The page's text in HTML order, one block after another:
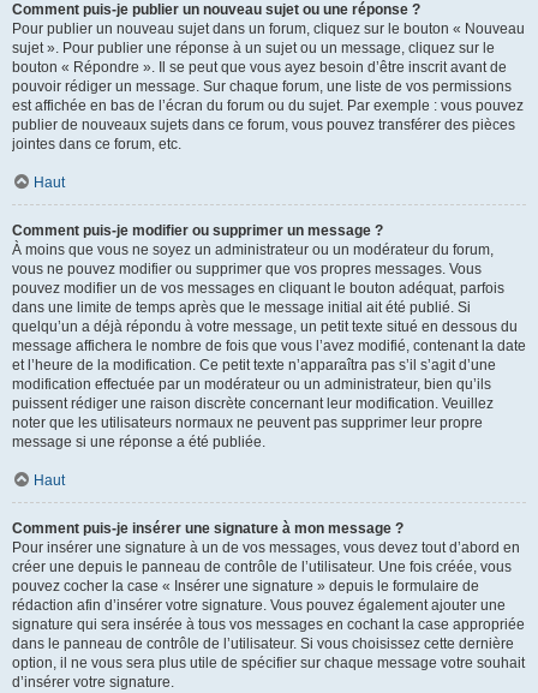
Comment puis-je publier un nouveau sujet ou une réponse ?
Pour publier un nouveau sujet dans un forum, cliquez sur le bouton « Nouveau
sujet ». Pour publier une réponse à un sujet ou un message, cliquez sur le
bouton « Répondre ». Il se peut que vous ayez besoin d’être inscrit avant de
pouvoir rédiger un message. Sur chaque forum, une liste de vos permissions
est affichée en bas de l’écran du forum ou du sujet. Par exemple : vous pouvez
publier de nouveaux sujets dans ce forum, vous pouvez transférer des pièces
jointes dans ce forum, etc.
Haut
Comment puis-je modifier ou supprimer un message ?
À moins que vous ne soyez un administrateur ou un modérateur du forum,
vous ne pouvez modifier ou supprimer que vos propres messages. Vous
pouvez modifier un de vos messages en cliquant le bouton adéquat, parfois
dans une limite de temps après que le message initial ait été publié. Si
quelqu’un a déjà répondu à votre message, un petit texte situé en dessous du
message affichera le nombre de fois que vous l’avez modifié, contenant la date
et l’heure de la modification. Ce petit texte n’apparaîtra pas s’il s’agit d’une
modification effectuée par un modérateur ou un administrateur, bien qu’ils
puissent rédiger une raison discrète concernant leur modification. Veuillez
noter que les utilisateurs normaux ne peuvent pas supprimer leur propre
message si une réponse a été publiée.
Haut
Comment puis-je insérer une signature à mon message ?
Pour insérer une signature à un de vos messages, vous devez tout d’abord en
créer une depuis le panneau de contrôle de l’utilisateur. Une fois créée, vous
pouvez cocher la case « Insérer une signature » depuis le formulaire de
rédaction afin d’insérer votre signature. Vous pouvez également ajouter une
signature qui sera insérée à tous vos messages en cochant la case appropriée
dans le panneau de contrôle de l’utilisateur. Si vous choisissez cette dernière
option, il ne vous sera plus utile de spécifier sur chaque message votre souhait
d’insérer votre signature.